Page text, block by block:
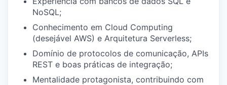
NoSQL;
Conhecimento em Cloud Computing
(desejável AWS) e Arquitetura Serverless;
Domínio de protocolos de comunicação, APIs
REST e boas práticas de integração;
Mentalidade protagonista, contribuindo com